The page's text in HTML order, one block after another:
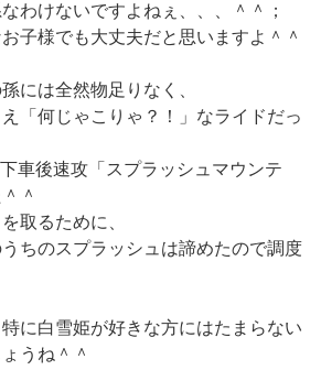
わけないですよねぇ、、、＾＾；
子様でも大丈夫だと思いますよ＾＾
には全然物足りなく、
「何じゃこりゃ？！」なライドだっ
車後速攻「スプラッシュマウンテ
＾
取るために、
ちのスプラッシュは諦めたので調度
に白雪姫が好きな方にはたまらない
うね＾＾